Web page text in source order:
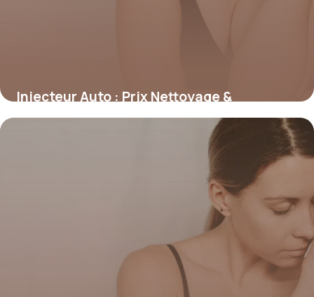
Injecteur Auto : Prix Nettoyage &
Remplacement